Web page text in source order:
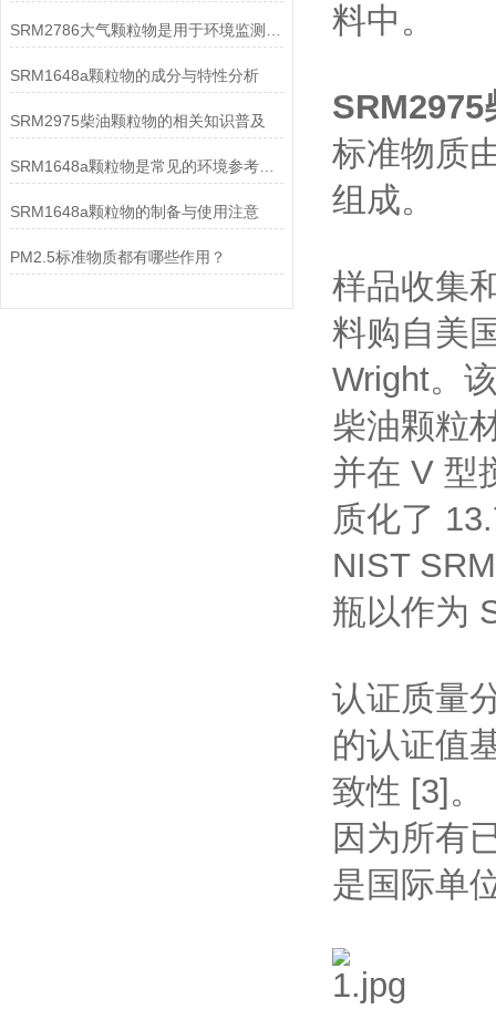
SRM1648a颗粒物的成分与特性分析
SRM2975柴油颗粒物的相关知识普及
SRM1648a颗粒物是常见的环境参考物质
SRM1648a颗粒物的制备与使用注意
PM2.5标准物质都有哪些作用？
料中。
SRM2975
标准物质
组成。
样品收集
料购自美
Wright。
柴油颗粒
并在 V 型
质化了
NIST
瓶以作为
认证质量
的认证值
致性 [3]。
因为所有
是国际单